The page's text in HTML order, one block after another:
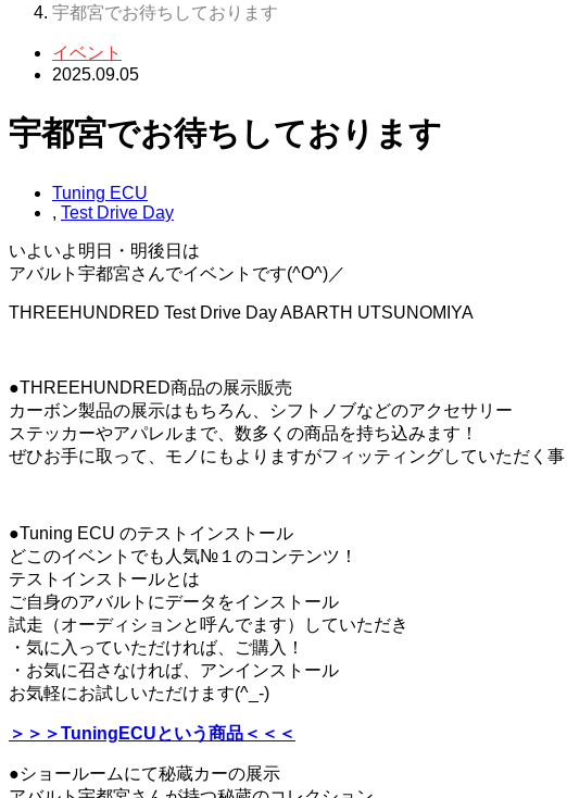
宇都宮でお待ちしております
イベント
2025.09.05
宇都宮でお待ちしております
Tuning ECU
, Test Drive Day
いよいよ明日・明後日は
アバルト宇都宮さんでイベントです(^O^)／
THREEHUNDRED Test Drive Day ABARTH UTSUNOMIYA
●THREEHUNDRED商品の展示販売
カーボン製品の展示はもちろん、シフトノブなどのアクセサリー
ステッカーやアパレルまで、数多くの商品を持ち込みます！
ぜひお手に取って、モノにもよりますがフィッティングしていただく
●Tuning ECU のテストインストール
どこのイベントでも人気№１のコンテンツ！
テストインストールとは
ご自身のアバルトにデータをインストール
試走（オーディションと呼んでます）していただき
・気に入っていただければ、ご購入！
・お気に召さなければ、アンインストール
お気軽にお試しいただけます(^_-)
＞＞＞TuningECUという商品＜＜＜
●ショールームにて秘蔵カーの展示